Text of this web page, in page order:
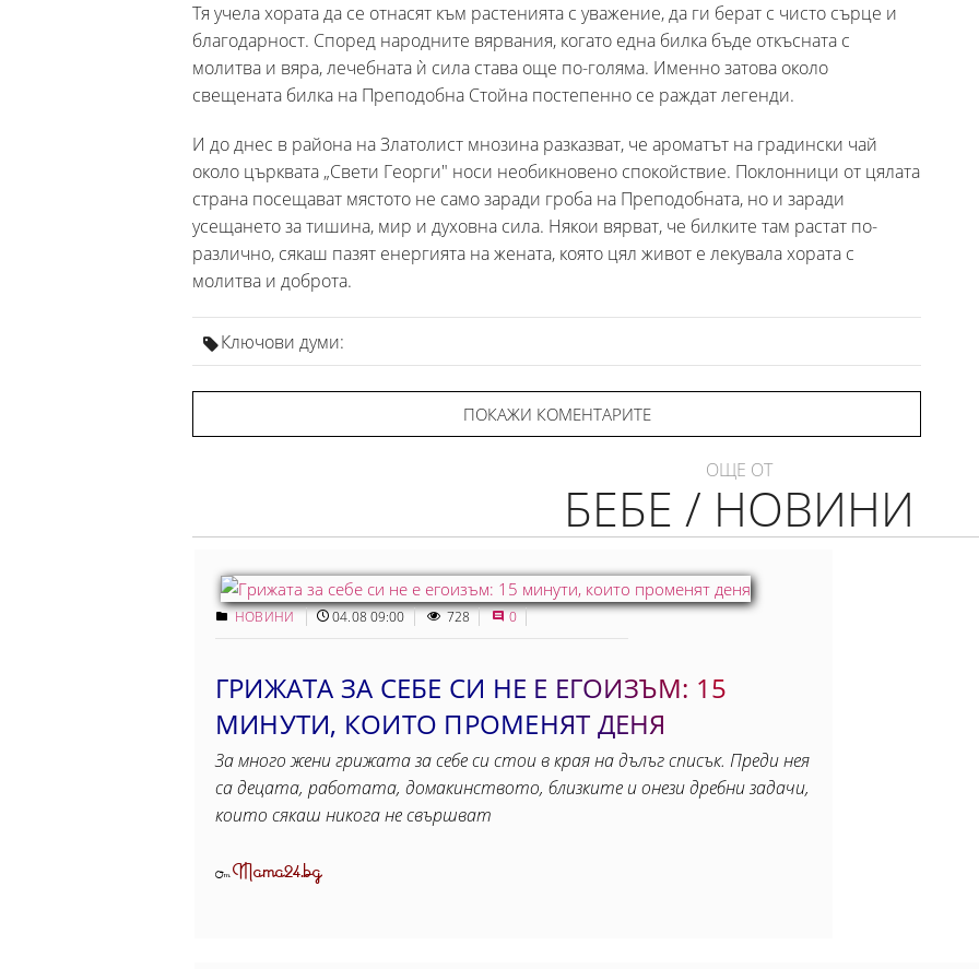
Тя учела хората да се отнасят към растенията с уважение, да ги берат с чисто сърце и
благодарност. Според народните вярвания, когато една билка бъде откъсната с
молитва и вяра, лечебната ѝ сила става още по-голяма. Именно затова около
свещената билка на Преподобна Стойна постепенно се раждат легенди.
И до днес в района на Златолист мнозина разказват, че ароматът на градински чай
около църквата „Свети Георги" носи необикновено спокойствие. Поклонници от цялата
страна посещават мястото не само заради гроба на Преподобната, но и заради
усещането за тишина, мир и духовна сила. Някои вярват, че билките там растат по-
различно, сякаш пазят енергията на жената, която цял живот е лекувала хората с
молитва и доброта.
Ключови думи:
ПОКАЖИ КОМЕНТАРИТЕ
ОЩЕ ОТ
БЕБЕ / НОВИНИ
НОВИНИ 04.08 09:00 728 0
ГРИЖАТА ЗА СЕБЕ СИ НЕ Е ЕГОИЗЪМ: 15
МИНУТИ, КОИТO ПРОМЕНЯТ ДЕНЯ
За много жени грижата за себе си стои в края на дълъг списък. Преди нея
са децата, работата, домакинството, близките и онези дребни задачи,
които сякаш никога не свършват
ОтMama24.bg